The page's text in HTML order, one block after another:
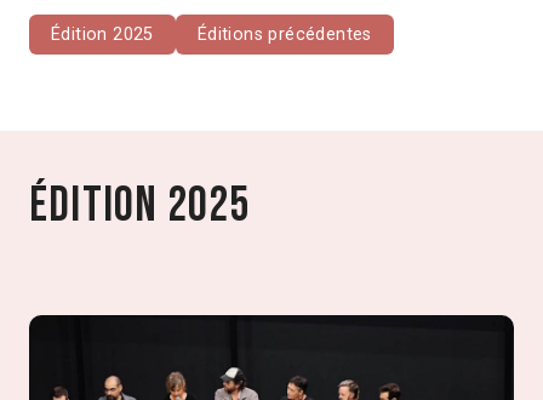
Édition 2025 Éditions précédentes
Édition 2025